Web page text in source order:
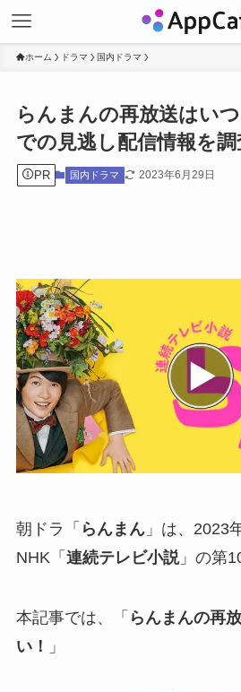
ホーム ドラマ 国内ドラマ
らんまんの再放送はい
での見逃し配信情報を調
PR 国内ドラマ 2023年6月29日
朝ドラ「 らんまん」は、2023
NHK「 連続テレビ小説」の第
本記事では、「 らんまんの再
い！
」